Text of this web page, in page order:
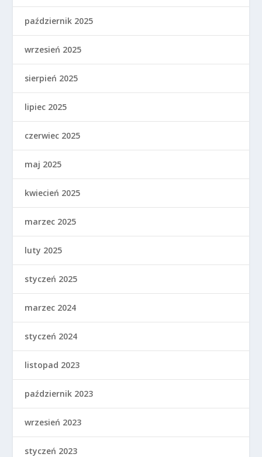
październik 2025
wrzesień 2025
sierpień 2025
lipiec 2025
czerwiec 2025
maj 2025
kwiecień 2025
marzec 2025
luty 2025
styczeń 2025
marzec 2024
styczeń 2024
listopad 2023
październik 2023
wrzesień 2023
styczeń 2023